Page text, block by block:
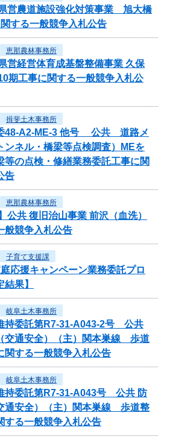
営農道施設強化対策事業 旭大橋
する一般競争入札公告
恵那農林事務所
営経営体育成基盤整備事業 久保
期工事に関する一般競争入札公
揖斐土木事務所
委48-A2-ME-3 他号 公共 道路メ
ンネル・橋梁等点検調査）MEを
等の点検・修繕業務委託工事に関
告
恵那農林事務所
公共 復旧治山事業 前沢（血洗）
般競争入札公告
子育て支援課
応援キャンペーン業務委託プロ
果】
岐阜土木事務所
持委託第R7-31-A043-2号 公共
交通安全）（主）関本巣線 歩道
関する一般競争入札公告
岐阜土木事務所
持委託第R7-31-A043号 公共 防
通安全）（主）関本巣線 歩道整
する一般競争入札公告